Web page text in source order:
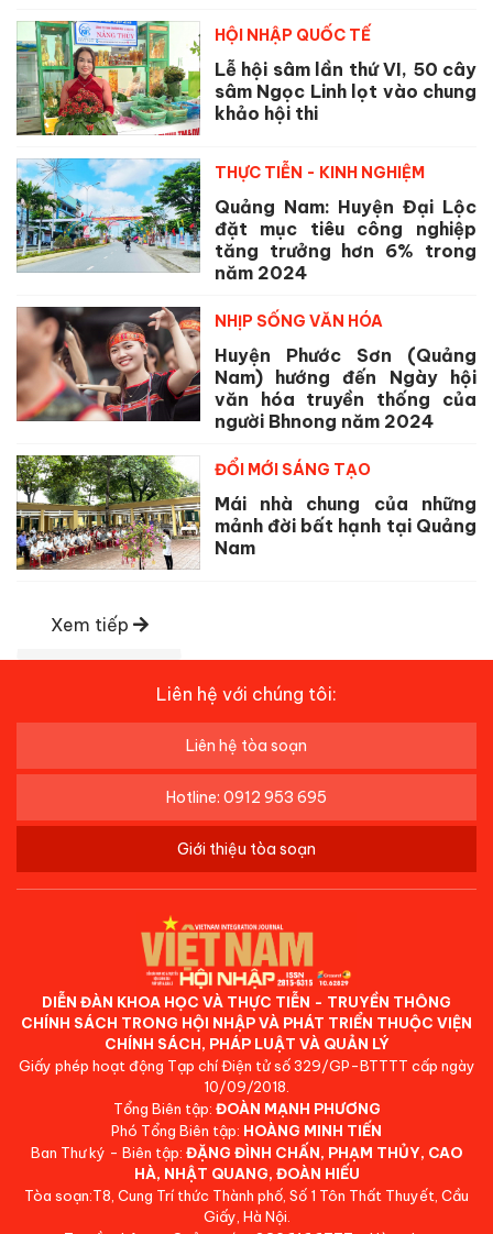
HỘI NHẬP QUỐC TẾ
Lễ hội sâm lần thứ VI, 50 cây
sâm Ngọc Linh lọt vào chung
khảo hội thi
THỰC TIỄN - KINH NGHIỆM
Quảng Nam: Huyện Đại Lộc
đặt mục tiêu công nghiệp
tăng trưởng hơn 6% trong
năm 2024
NHỊP SỐNG VĂN HÓA
Huyện Phước Sơn (Quảng
Nam) hướng đến Ngày hội
văn hóa truyền thống của
người Bhnong năm 2024
ĐỔI MỚI SÁNG TẠO
Mái nhà chung của những
mảnh đời bất hạnh tại Quảng
Nam
Xem tiếp
Liên hệ với chúng tôi:
Liên hệ tòa soạn
Hotline: 0912 953 695
Giới thiệu tòa soạn
DIỄN ĐÀN KHOA HỌC VÀ THỰC TIỄN - TRUYỀN THÔNG
CHÍNH SÁCH TRONG HỘI NHẬP VÀ PHÁT TRIỂN THUỘC VIỆN
CHÍNH SÁCH, PHÁP LUẬT VÀ QUẢN LÝ
Giấy phép hoạt động Tạp chí Điện tử số 329/GP-BTTTT cấp ngày
10/09/2018.
Tổng Biên tập: ĐOÀN MẠNH PHƯƠNG
Phó Tổng Biên tập: HOÀNG MINH TIẾN
Ban Thư ký - Biên tập: ĐẶNG ĐÌNH CHẤN, PHẠM THỦY, CAO
HÀ, NHẬT QUANG, ĐOÀN HIẾU
Tòa soạn:T8, Cung Trí thức Thành phố, Số 1 Tôn Thất Thuyết, Cầu
Giấy, Hà Nội.